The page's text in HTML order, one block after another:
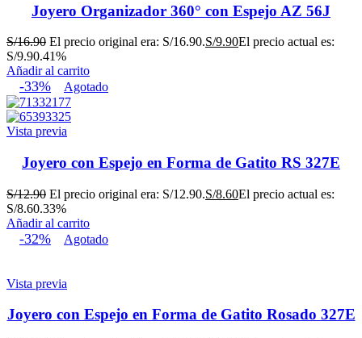
Joyero Organizador 360° con Espejo AZ 56J
S/16.90 El precio original era: S/16.90.S/9.90El precio actual es:
S/9.90.41%
Añadir al carrito
-33% Agotado
Vista previa
Joyero con Espejo en Forma de Gatito RS 327E
S/12.90 El precio original era: S/12.90.S/8.60El precio actual es:
S/8.60.33%
Añadir al carrito
-32% Agotado
Vista previa
Joyero con Espejo en Forma de Gatito Rosado 327E